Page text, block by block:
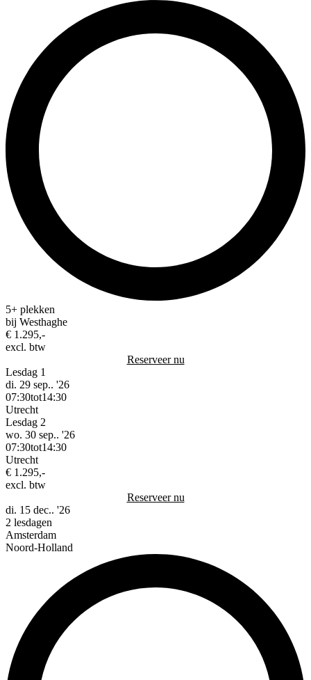
5+ plekken
bij Westhaghe
€ 1.295,-
excl. btw
Reserveer nu
Lesdag 1
di. 29 sep.. '26
07:30tot14:30
Utrecht
Lesdag 2
wo. 30 sep.. '26
07:30tot14:30
Utrecht
€ 1.295,-
excl. btw
Reserveer nu
di. 15 dec.. '26
2 lesdagen
Amsterdam
Noord-Holland